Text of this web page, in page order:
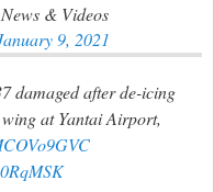
& Videos
9, 2021
damaged after de-icing
at Yantai Airport,